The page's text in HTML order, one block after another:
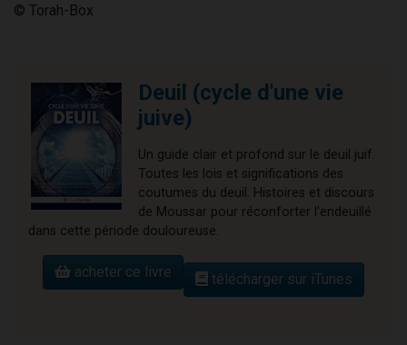
© Torah-Box
Deuil (cycle d'une vie
juive)
Un guide clair et profond sur le deuil juif.
Toutes les lois et significations des
coutumes du deuil. Histoires et discours
de Moussar pour réconforter l'endeuillé
dans cette période douloureuse.
acheter ce livre télécharger sur iTunes